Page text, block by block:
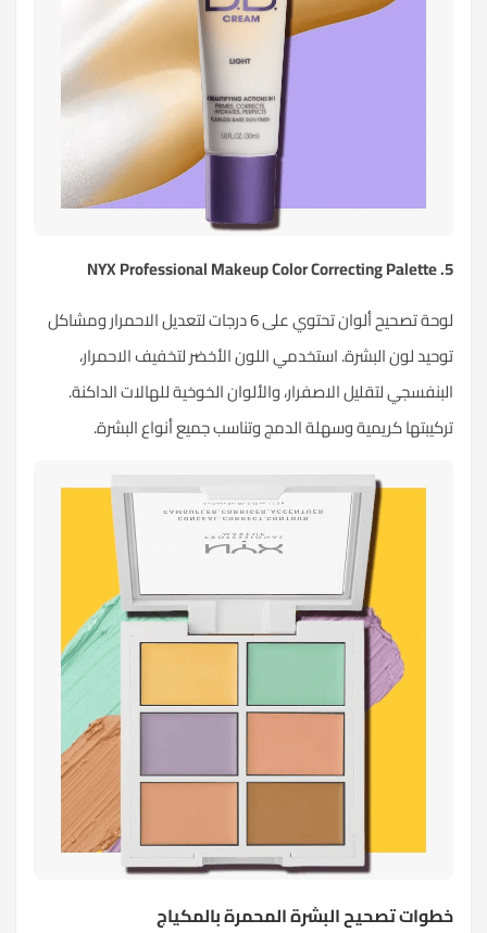
5.
NYX Professional Makeup Color Correcting Palette
لوحة تصحيح ألوان تحتوي على 6 درجات لتعديل الاحمرار ومشاكل
توحيد لون البشرة. استخدمي اللون الأخضر لتخفيف الاحمرار،
البنفسجي لتقليل الاصفرار، والألوان الخوخية للهالات الداكنة.
تركيبتها كريمية وسهلة الدمج وتناسب جميع أنواع البشرة.
خطوات تصحيح البشرة المحمرة بالمكياج